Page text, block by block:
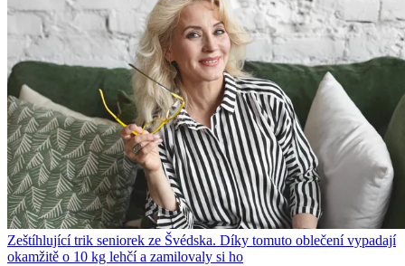
Zeštíhlující trik seniorek ze Švédska. Díky tomuto oblečení vypadají
okamžitě o 10 kg lehčí a zamilovaly si ho